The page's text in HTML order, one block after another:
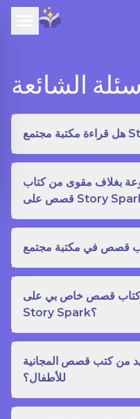
الشائعة
بغلاف مقوى من كتاب
كتاب قصص خاص بي على
Story Spark؟
من كتب قصص المجانية
للأطفال؟